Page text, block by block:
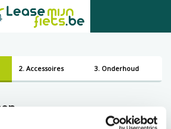
2. Accessoires 3. Onderhoud